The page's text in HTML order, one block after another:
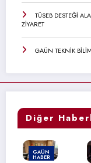
TÜSEB DESTEĞİ
ZİYARET
GAÜN TEKNİK
Diğer
GAÜN
HABER